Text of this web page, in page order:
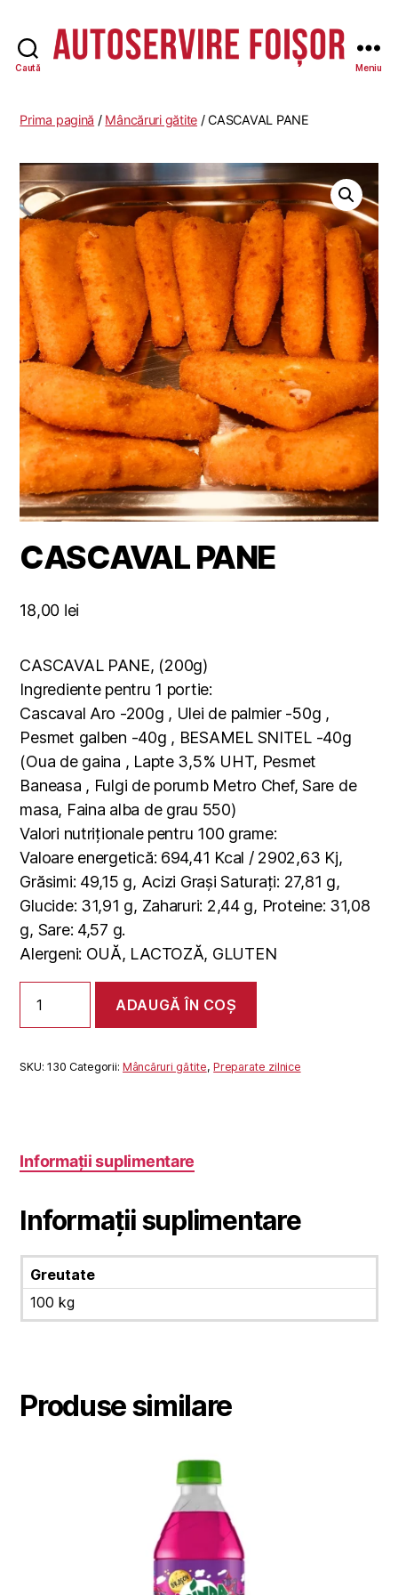
Caută Meniu
Prima pagină / Mâncăruri gătite / CASCAVAL PANE
CASCAVAL PANE
18,00 lei
CASCAVAL PANE, (200g)
Ingrediente pentru 1 portie:
Cascaval Aro -200g , Ulei de palmier -50g ,
Pesmet galben -40g , BESAMEL SNITEL -40g
(Oua de gaina , Lapte 3,5% UHT, Pesmet
Baneasa , Fulgi de porumb Metro Chef, Sare de
masa, Faina alba de grau 550)
Valori nutriționale pentru 100 grame:
Valoare energetică: 694,41 Kcal / 2902,63 Kj,
Grăsimi: 49,15 g, Acizi Grași Saturați: 27,81 g,
Glucide: 31,91 g, Zaharuri: 2,44 g, Proteine: 31,08
g, Sare: 4,57 g.
Alergeni: OUĂ, LACTOZĂ, GLUTEN
CASCAVAL
PANE
ADAUGĂ ÎN COȘ
SKU:130 Categorii:Mâncăruri gătite,Preparate zilnice
Informații suplimentare
Informații suplimentare
Greutate
100 kg
Produse similare